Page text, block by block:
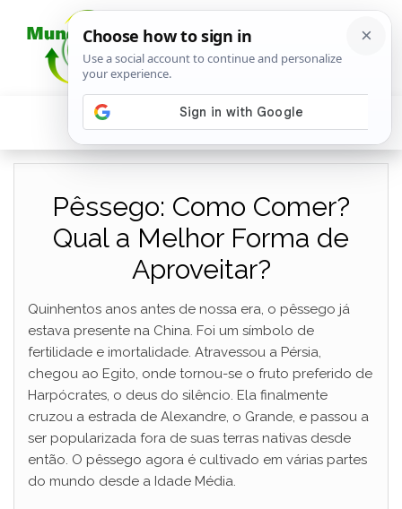
Pêssego: Como Comer?
Qual a Melhor Forma de
Aproveitar?
Quinhentos anos antes de nossa era, o pêssego já
estava presente na China. Foi um símbolo de
fertilidade e imortalidade. Atravessou a Pérsia,
chegou ao Egito, onde tornou-se o fruto preferido de
Harpócrates, o deus do silêncio. Ela finalmente
cruzou a estrada de Alexandre, o Grande, e passou a
ser popularizada fora de suas terras nativas desde
então. O pêssego agora é cultivado em várias partes
do mundo desde a Idade Média.